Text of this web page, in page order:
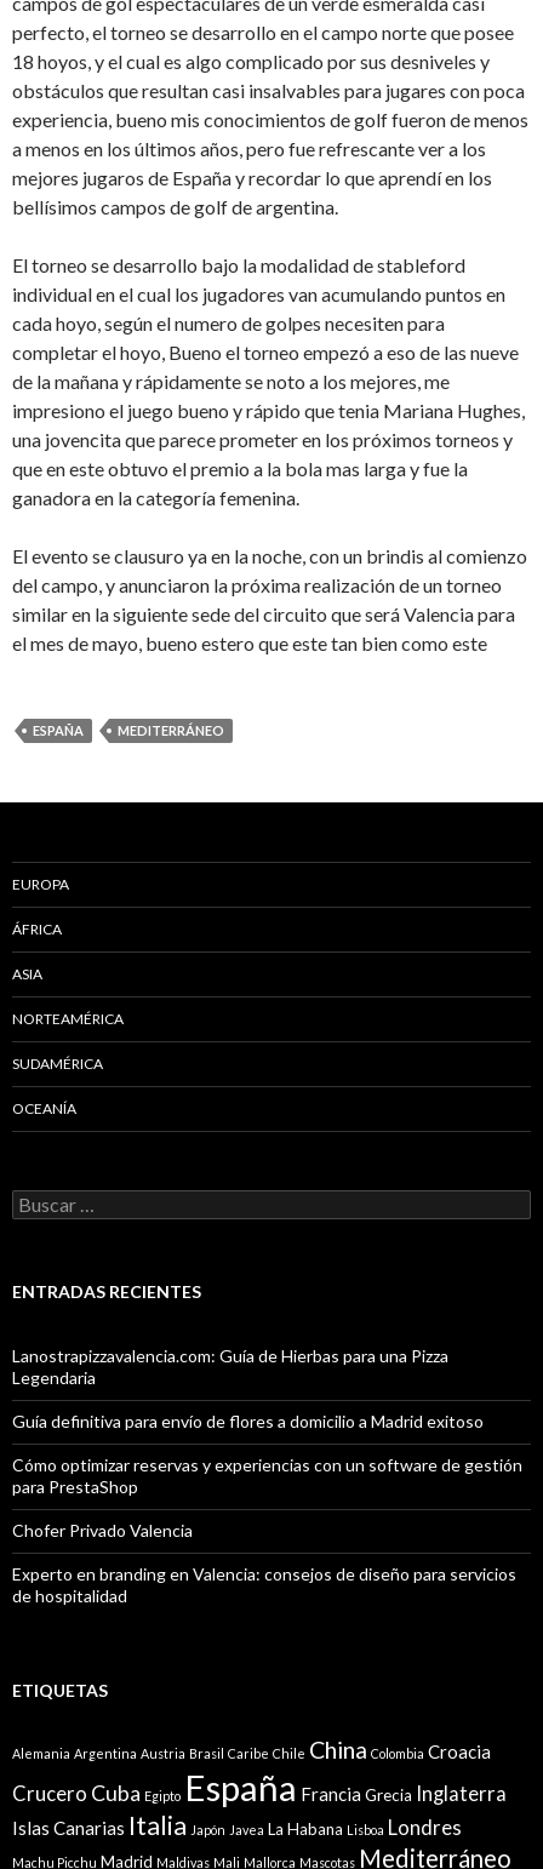
perfecto, el torneo se desarrollo en el campo norte que posee
18 hoyos, y el cual es algo complicado por sus desniveles y
obstáculos que resultan casi insalvables para jugares con poca
experiencia, bueno mis conocimientos de golf fueron de menos
a menos en los últimos años, pero fue refrescante ver a los
mejores jugaros de España y recordar lo que aprendí en los
bellísimos campos de golf de argentina.
El torneo se desarrollo bajo la modalidad de stableford
individual en el cual los jugadores van acumulando puntos en
cada hoyo, según el numero de golpes necesiten para
completar el hoyo, Bueno el torneo empezó a eso de las nueve
de la mañana y rápidamente se noto a los mejores, me
impresiono el juego bueno y rápido que tenia Mariana Hughes,
una jovencita que parece prometer en los próximos torneos y
que en este obtuvo el premio a la bola mas larga y fue la
ganadora en la categoría femenina.
El evento se clausuro ya en la noche, con un brindis al comienzo
del campo, y anunciaron la próxima realización de un torneo
similar en la siguiente sede del circuito que será Valencia para
el mes de mayo, bueno estero que este tan bien como este
ESPAÑA MEDITERRÁNEO
EUROPA
ÁFRICA
ASIA
NORTEAMÉRICA
SUDAMÉRICA
OCEANÍA
Buscar:
ENTRADAS RECIENTES
Lanostrapizzavalencia.com: Guía de Hierbas para una Pizza
Legendaria
Guía definitiva para envío de flores a domicilio a Madrid exitoso
Cómo optimizar reservas y experiencias con un software de gestión
para PrestaShop
Chofer Privado Valencia
Experto en branding en Valencia: consejos de diseño para servicios
de hospitalidad
ETIQUETAS
Alemania Argentina Austria Brasil Caribe Chile China Colombia Croacia
Crucero Cuba Egipto España FranciaGrecia Inglaterra
Islas Canarias Italia Japón Javea La Habana Lisboa Londres
Machu Picchu Madrid Maldivas Mali Mallorca Mascotas Mediterráneo